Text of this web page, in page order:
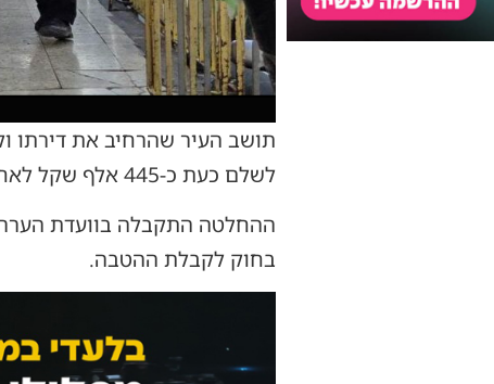
תושב העיר שהרחיב את דירתו
לשלם כעת כ-445 אלף שקל לאחר שהתברר כי השכיר חלקים מהדירה לדיירים אחרים בניגוד לתנאי הפטור.
ההחלטה התקבלה בוועדת הערר
בחוק לקבלת ההטבה.